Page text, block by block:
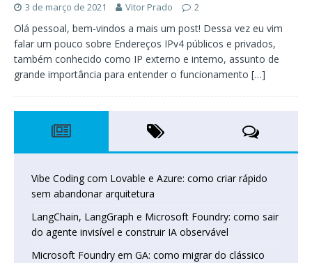
3 de março de 2021 Vitor Prado 2
Olá pessoal, bem-vindos a mais um post! Dessa vez eu vim
falar um pouco sobre Endereços IPv4 públicos e privados,
também conhecido como IP externo e interno, assunto de
grande importância para entender o funcionamento […]
Vibe Coding com Lovable e Azure: como criar rápido
sem abandonar arquitetura
LangChain, LangGraph e Microsoft Foundry: como sair
do agente invisível e construir IA observável
Microsoft Foundry em GA: como migrar do clássico